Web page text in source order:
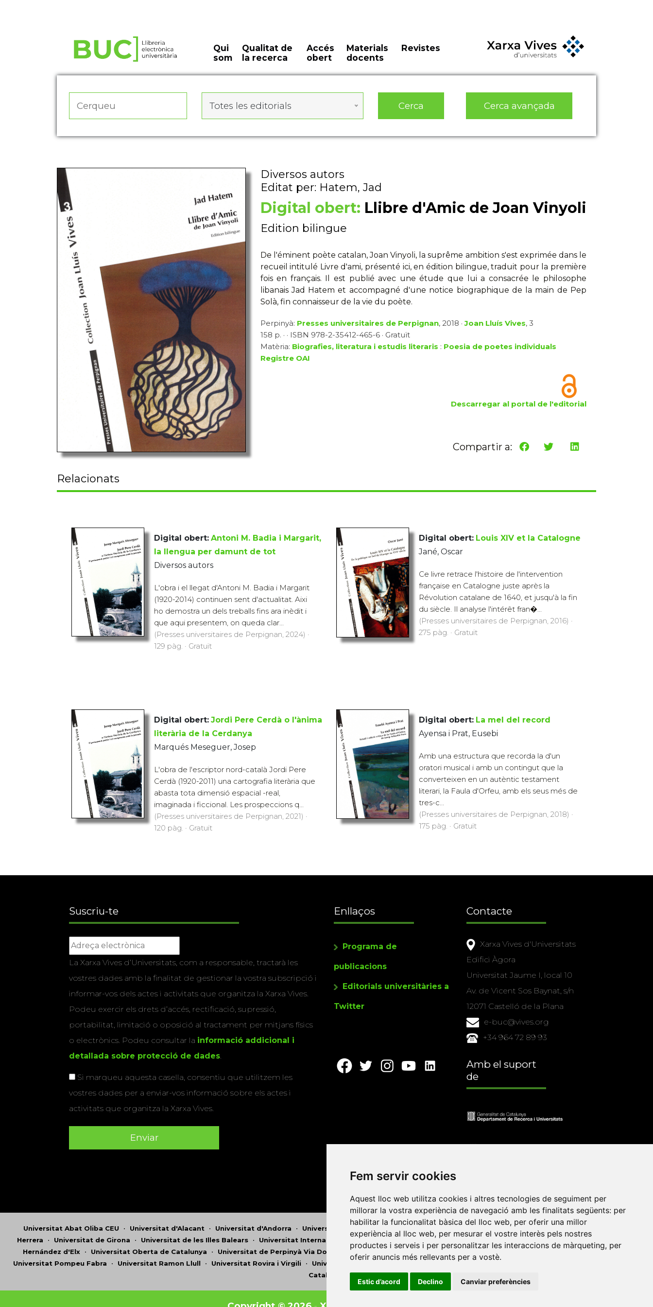
Fem servir cookies
Aquest lloc web utilitza cookies i altres tecnologies de seguiment per
millorar la vostra experiència de navegació amb les finalitats següents: per
habilitar la funcionalitat bàsica del lloc web, per oferir una millor
experiència al lloc web, per mesurar el vostre interès pels nostres
productes i serveis i per personalitzar les interaccions de màrqueting, per
oferir anuncis més rellevants per a vostè.
Estic d’acord Declino Canviar preferències
Qui
som
Qualitat de
la recerca
Accés
obert
Materials
docents
Revistes
Totes les editorials Cerca Cerca avançada
Diversos autors
Editat per: Hatem, Jad
Digital obert: Llibre d'Amic de Joan Vinyoli
Edition bilingue
De l'éminent poète catalan, Joan Vinyoli, la suprême ambition s'est exprimée dans le
recueil intitulé Livre d'ami, présenté ici, en édition bilingue, traduit pour la première
fois en français. Il est publié avec une étude que lui a consacrée le philosophe
libanais Jad Hatem et accompagné d'une notice biographique de la main de Pep
Solà, fin connaisseur de la vie du poète.
Perpinyà: Presses universitaires de Perpignan, 2018 ·Joan Lluís Vives, 3
158 p. · · ISBN 978-2-35412-465-6 · Gratuït
Matèria: Biografies, literatura i estudis literaris : Poesia de poetes individuals
Registre OAI
Descarregar al portal de l'editorial
Compartir a:
Relacionats
Digital obert: Antoni M. Badia i Margarit,
la llengua per damunt de tot
Diversos autors
L'obra i el llegat d'Antoni M. Badia i Margarit
(1920-2014) continuen sent d'actualitat. Aixi
ho demostra un dels treballs fins ara inèdit i
que aqui presentem, on queda clar...
(Presses universitaires de Perpignan, 2024) ·
129 pàg. · Gratuït
Digital obert: Louis XIV et la Catalogne
Jané, Oscar
Ce livre retrace l'histoire de l'intervention
française en Catalogne juste après la
Révolution catalane de 1640, et jusqu'à la fin
du siècle. Il analyse l'intérêt fran�...
(Presses universitaires de Perpignan, 2016) ·
275 pàg. · Gratuït
Digital obert: Jordi Pere Cerdà o l'ànima
literària de la Cerdanya
Marqués Meseguer, Josep
L'obra de l'escriptor nord-català Jordi Pere
Cerdà (1920-2011) una cartografia literària que
abasta tota dimensió espacial -real,
imaginada i ficcional. Les prospeccions q...
(Presses universitaires de Perpignan, 2021) ·
120 pàg. · Gratuït
Digital obert: La mel del record
Ayensa i Prat, Eusebi
Amb una estructura que recorda la d'un
oratori musical i amb un contingut que la
converteixen en un autèntic testament
literari, la Faula d'Orfeu, amb els seus més de
tres-c...
(Presses universitaires de Perpignan, 2018) ·
175 pàg. · Gratuït
Suscriu-te
La Xarxa Vives d’Universitats, com a responsable, tractarà les
vostres dades amb la finalitat de gestionar la vostra subscripció i
informar-vos dels actes i activitats que organitza la Xarxa Vives.
Podeu exercir els drets d’accés, rectificació, supressió,
portabilitat, limitació o oposició al tractament per mitjans físics
o electrònics. Podeu consultar la informació addicional i
detallada sobre protecció de dades.
Si marqueu aquesta casella, consentiu que utilitzem les
vostres dades per a enviar-vos informació sobre els actes i
activitats que organitza la Xarxa Vives.
Enllaços
Programa de
publicacions
Editorials universitàries a
Twitter
Contacte
Xarxa Vives d'Universitats
Edifici Àgora
Universitat Jaume I, local 10
Av. de Vicent Sos Baynat, s/n
12071 Castelló de la Plana
e-buc@vives.org
+34 964 72 89 93
Amb el suport
de
Universitat Abat Oliba CEU • Universitat d'Alacant • Universitat d'Andorra • Universitat Autònoma de Barcelona Universitat de Barcelona •
Herrera • Universitat de Girona • Universitat de les Illes Balears • Universitat Internacional de Catalunya Universitat Jaume I Universitat de Lleida •Universitat Miguel
Hernández d'Elx • Universitat Oberta de Catalunya • Universitat de Perpinyà Via Domitia • Universitat Politècnica de Catalunya • Universitat Politècnica de València
Universitat Pompeu Fabra • Universitat Ramon Llull • Universitat Rovira i Virgili • Universitat de Sàsser Universitat de València
Catalunya